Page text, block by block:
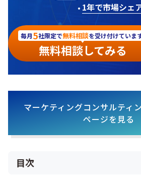
1年で市場シェ
毎月5社限定で無料相談を受け付けていま
無料相談してみる
マーケティングコンサルティ
ページを見る
目次